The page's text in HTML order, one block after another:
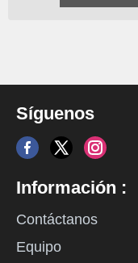
Síguenos
Información :
Contáctanos
Equipo